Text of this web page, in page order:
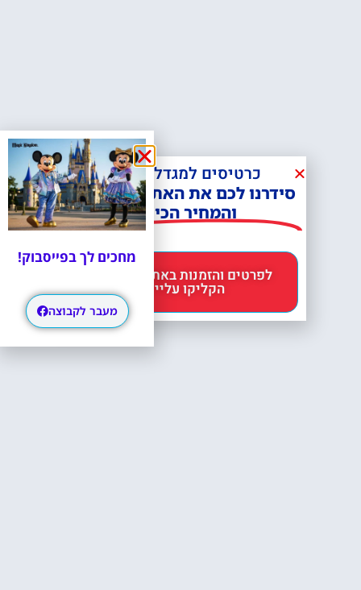
כרטיסים למגדל אייפל?
סידרנו לכם את האתר הכי אמין -
והמחיר הכי זול!
הקליקו עליי 😊
מחכים לך בפייסבוק!
מעבר לקבוצה